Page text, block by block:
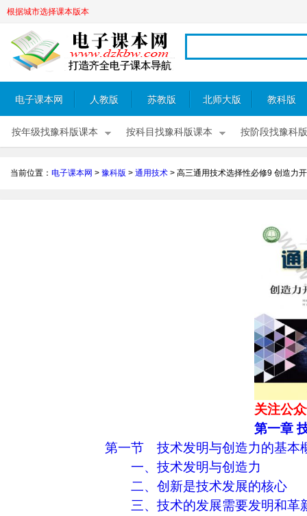
根据城市选择课本版本
电子课本网 人教版 苏教版 北师大版 教科版
按年级找豫科版课本 按科目找豫科版课本 按阶段找豫科
当前位置： 电子课本网 > 豫科版 > 通用技术 > 高三通用技术选择性必修9 创造力
关注公
第一章
第一节 技术发明与创造力的基本
一、技术发明与创造力
二、创新是技术发展的核心
三、技术的发展需要发明和革